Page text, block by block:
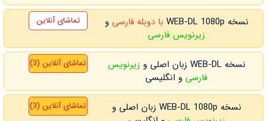
نسخه WEB-DL 1080p با دوبله فارسی و
زیرنویس فارسی
تماشای آنلاین
نسخه WEB-DL زبان اصلی و
زیرنویس
فارسیو انگلیسی
تماشای آنلاین (3)
نسخه WEB-DL 1080p زبان اصلی و
تماشای آنلاین (3)